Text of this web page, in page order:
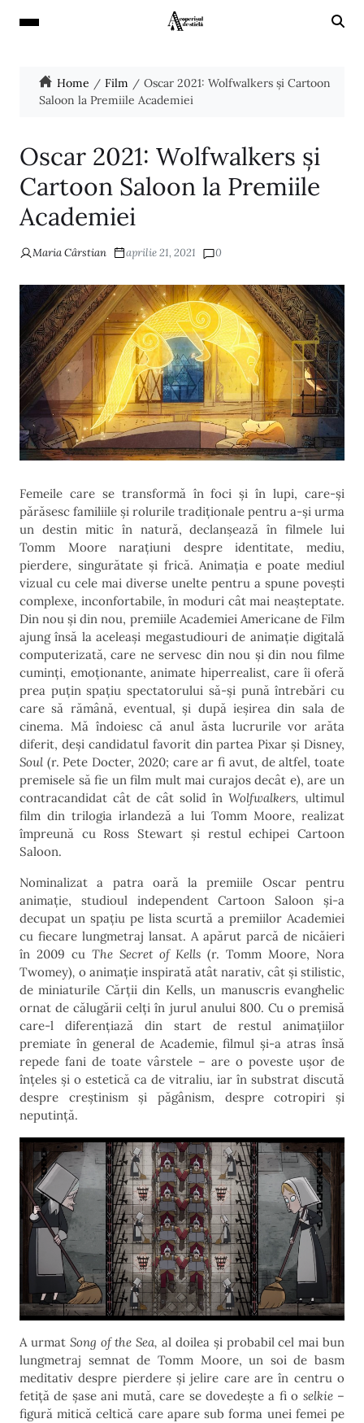
Home Film
Oscar 2021: Wolfwalkers și Cartoon
Saloon la Premiile Academiei
Oscar 2021: Wolfwalkers și
Cartoon Saloon la Premiile
Academiei
Maria Cârstian aprilie 21, 2021 0
Femeile care se transformă în foci și în lupi, care-și
părăsesc familiile și rolurile tradiționale pentru a-și urma
un destin mitic în natură, declanșează în filmele lui
Tomm Moore narațiuni despre identitate, mediu,
pierdere, singurătate și frică. Animația e poate mediul
vizual cu cele mai diverse unelte pentru a spune povești
complexe, inconfortabile, în moduri cât mai neașteptate.
Din nou și din nou, premiile Academiei Americane de Film
ajung însă la aceleași megastudiouri de animație digitală
computerizată, care ne servesc din nou și din nou filme
cuminți, emoționante, animate hiperrealist, care îi oferă
prea puțin spațiu spectatorului să-și pună întrebări cu
care să rămână, eventual, și după ieșirea din sala de
cinema. Mă îndoiesc că anul ăsta lucrurile vor arăta
diferit, deși candidatul favorit din partea Pixar și Disney,
Soul (r. Pete Docter, 2020; care ar fi avut, de altfel, toate
premisele să fie un film mult mai curajos decât e), are un
contracandidat cât de cât solid în Wolfwalkers, ultimul
film din trilogia irlandeză a lui Tomm Moore, realizat
împreună cu Ross Stewart și restul echipei Cartoon
Saloon.
Nominalizat a patra oară la premiile Oscar pentru
animație, studioul independent Cartoon Saloon și-a
decupat un spațiu pe lista scurtă a premiilor Academiei
cu fiecare lungmetraj lansat. A apărut parcă de nicăieri
în 2009 cu The Secret of Kells(r. Tomm Moore, Nora
Twomey), o animație inspirată atât narativ, cât și stilistic,
de miniaturile Cărții din Kells, un manuscris evanghelic
ornat de călugării celți în jurul anului 800. Cu o premisă
care-l diferențiază din start de restul animațiilor
premiate în general de Academie, filmul și-a atras însă
repede fani de toate vârstele – are o poveste ușor de
înțeles și o estetică ca de vitraliu, iar în substrat discută
despre creștinism și păgânism, despre cotropiri și
neputință.
A urmat Song of the Sea,al doilea și probabil cel mai bun
lungmetraj semnat de Tomm Moore, un soi de basm
meditativ despre pierdere și jelire care are în centru o
fetiță de șase ani mută, care se dovedește a fi o selkie –
figură mitică celtică care apare sub forma unei femei pe